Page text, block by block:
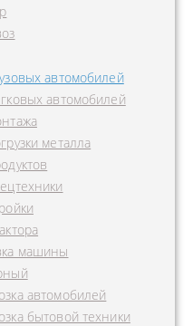
автомобилей
автомобилей
металла
машины
автомобилей
бытовой техники